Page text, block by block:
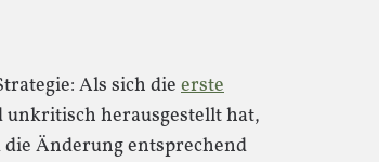
Als sich die erste
unkritisch herausgestellt hat,
Änderung entsprechend